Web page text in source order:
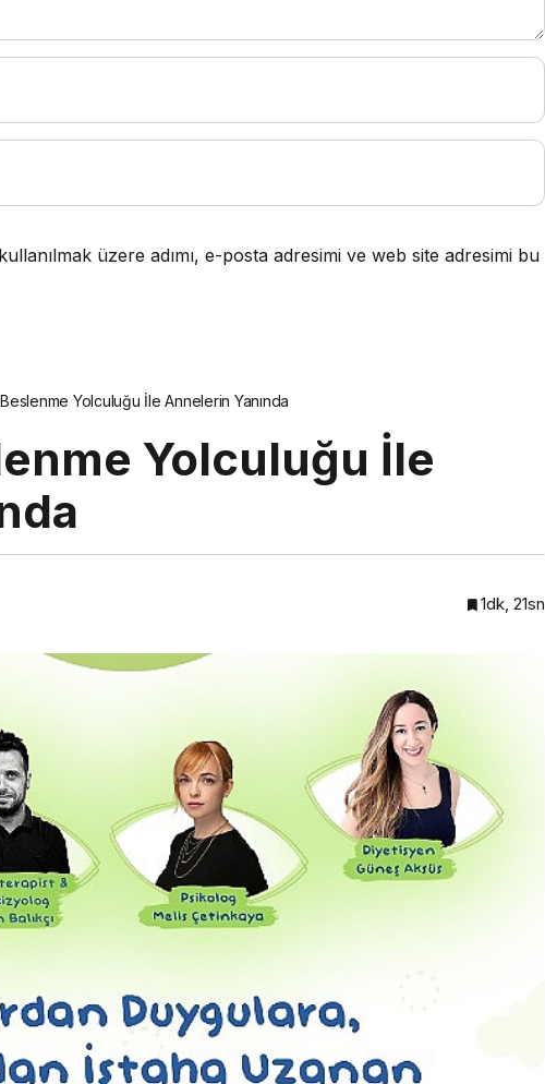
üzere adımı, e-posta adresimi ve web site adresimi bu
Yolculuğu İle Annelerin Yanında
Yolculuğu İle
1dk, 21sn